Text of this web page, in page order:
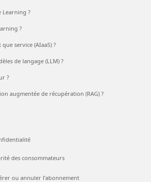
Learning ?
?
que service (AIaaS) ?
de langage (LLM) ?
?
augmentée de récupération (RAG) ?
des consommateurs
ou annuler l’abonnement